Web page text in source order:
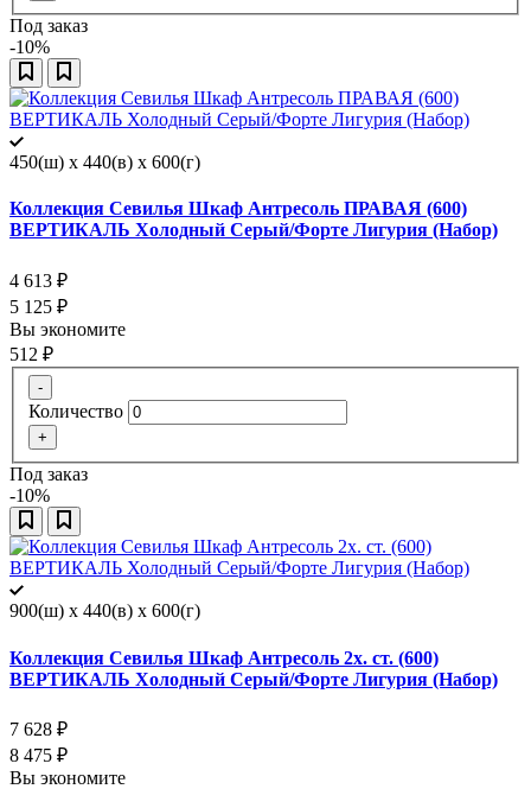
Под заказ
-10%
450(ш) x 440(в) x 600(г)
Коллекция Севилья Шкаф Антресоль ПРАВАЯ (600)
ВЕРТИКАЛЬ Холодный Серый/Форте Лигурия (Набор)
4 613 ₽
5 125 ₽
Вы экономите
512 ₽
-
Количество
+
Под заказ
-10%
900(ш) x 440(в) x 600(г)
Коллекция Севилья Шкаф Антресоль 2х. ст. (600)
ВЕРТИКАЛЬ Холодный Серый/Форте Лигурия (Набор)
7 628 ₽
8 475 ₽
Вы экономите